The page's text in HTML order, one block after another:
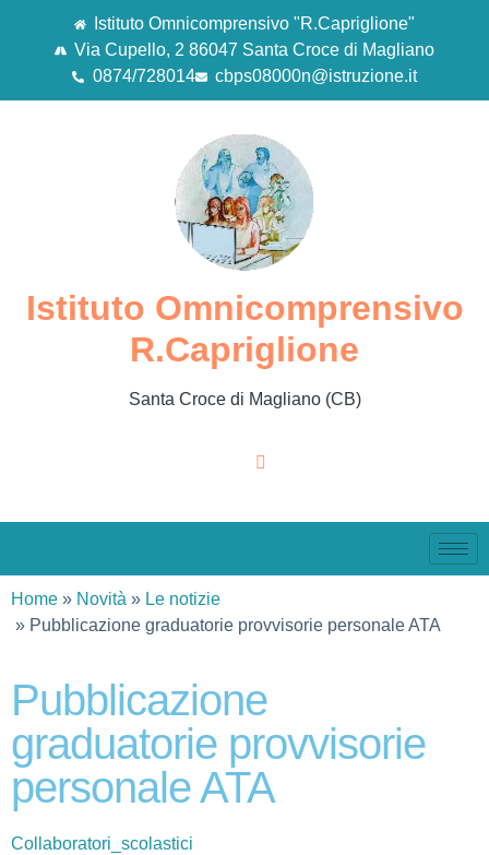
Istituto Omnicomprensivo "R.Capriglione"
Via Cupello, 2 86047 Santa Croce di Magliano
0874/728014
cbps08000n@istruzione.it
Istituto Omnicomprensivo
R.Capriglione
Santa Croce di Magliano (CB)
Home Novità
Le notizie
Pubblicazione graduatorie provvisorie personale ATA
Pubblicazione
graduatorie provvisorie
personale ATA
Collaboratori_scolastici